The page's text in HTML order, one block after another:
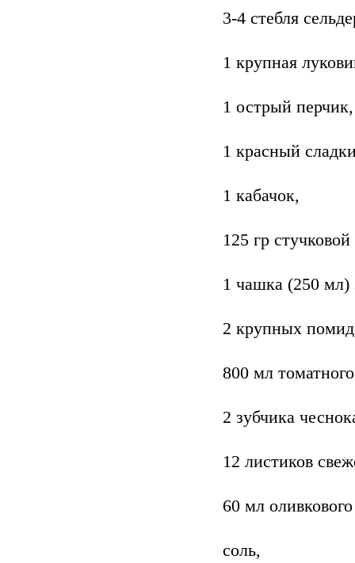
3-4 стебля
1 крупная
1 острый перчик,
1 красный
1 кабачок,
125 гр
1 чашка (250 мл)
2 крупных
800 мл
2 зубчика
12 листиков
60 мл
соль,